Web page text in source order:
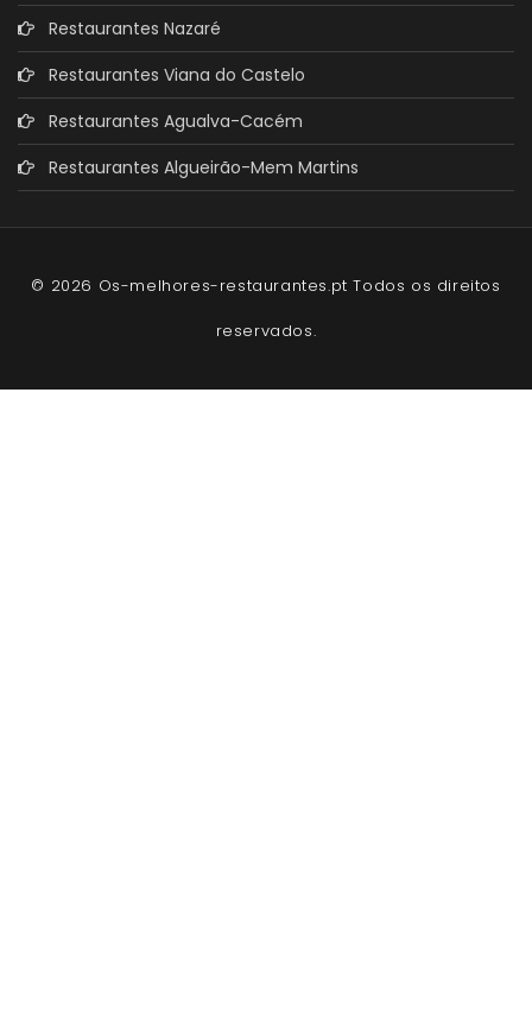
Restaurantes Nazaré
Restaurantes Viana do Castelo
Restaurantes Agualva-Cacém
Restaurantes Algueirão-Mem Martins
© 2026 Os-melhores-restaurantes.pt Todos os direitos
reservados.